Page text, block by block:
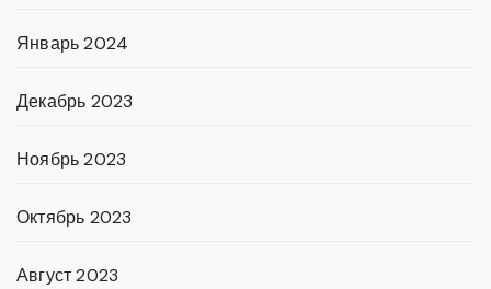
Январь 2024
Декабрь 2023
Ноябрь 2023
Октябрь 2023
Август 2023